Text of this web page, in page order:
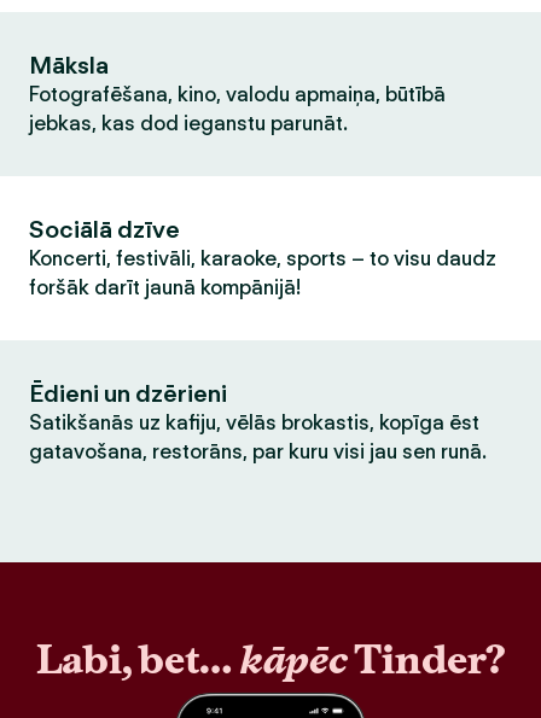
Māksla
Fotografēšana, kino, valodu apmaiņa, būtībā
jebkas, kas dod ieganstu parunāt.
Sociālā dzīve
Koncerti, festivāli, karaoke, sports – to visu daudz
foršāk darīt jaunā kompānijā!
Ēdieni un dzērieni
Satikšanās uz kafiju, vēlās brokastis, kopīga ēst
gatavošana, restorāns, par kuru visi jau sen runā.
Labi, bet…kāpēcTinder?